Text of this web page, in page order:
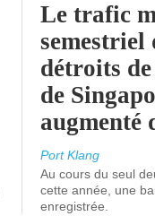
Le trafic
semestriel
détroits
de
augmenté
Port Klang
Au cours du seul
cette année, une
enregistrée.